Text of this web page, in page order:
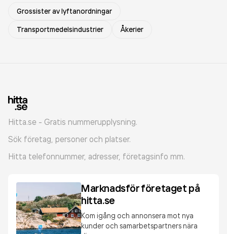
Grossister av lyftanordningar
Transportmedelsindustrier
Åkerier
Hitta.se - Gratis nummerupplysning.
Sök företag, personer och platser.
Hitta telefonnummer, adresser, företagsinfo mm.
Marknadsför företaget på
hitta.se
Kom igång och annonsera mot nya
kunder och samarbetspartners nära